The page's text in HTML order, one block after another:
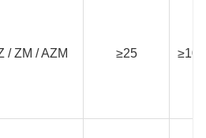
/ ZM / AZM ≥25